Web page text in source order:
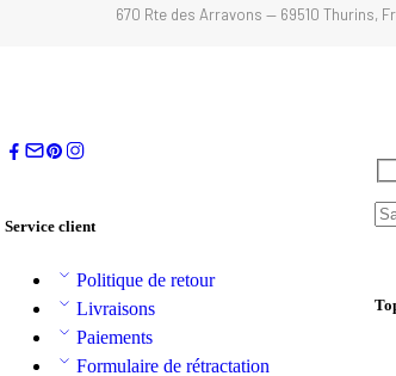
670 Rte des Arravons — 69510 Thurins,
Service client
Politique de retour
Livraisons
Paiements
Formulaire de rétractation